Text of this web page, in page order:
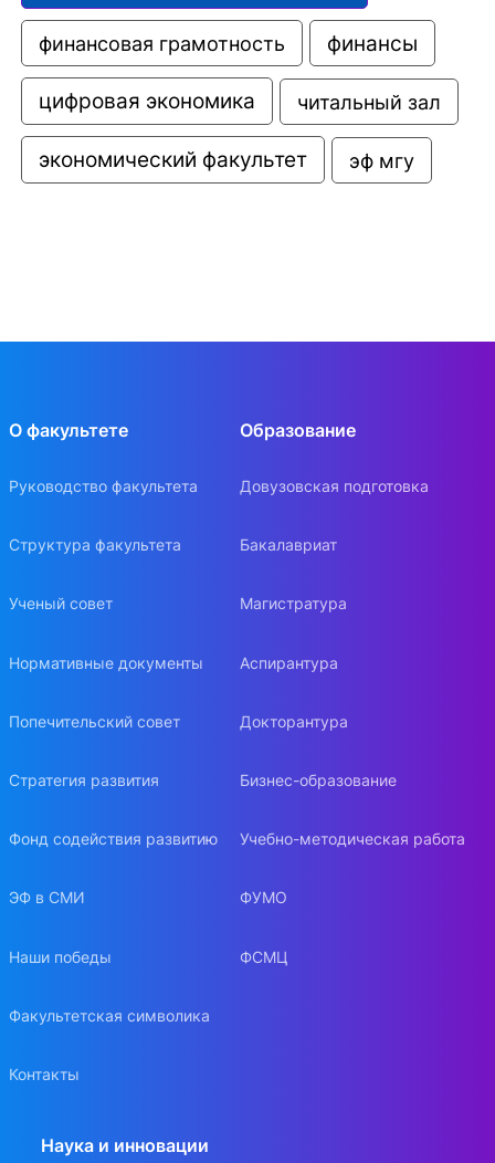
финансовая грамотность финансы
цифровая экономика читальный зал
экономический факультет эф мгу
О факультете
Руководство факультета
Структура факультета
Ученый совет
Нормативные документы
Попечительский совет
Стратегия развития
Фонд содействия развитию
ЭФ в СМИ
Наши победы
Факультетская символика
Контакты
Образование
Довузовская подготовка
Бакалавриат
Магистратура
Аспирантура
Докторантура
Бизнес-образование
Учебно-методическая работа
ФУМО
ФСМЦ
Наука и инновации